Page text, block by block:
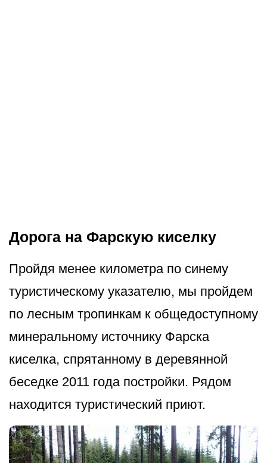
Дорога на Фарскую киселку
Пройдя менее километра по синему
туристическому указателю, мы пройдем
по лесным тропинкам к общедоступному
минеральному источнику Фарска
киселка, спрятанному в деревянной
беседке 2011 года постройки. Рядом
находится туристический п­риют.